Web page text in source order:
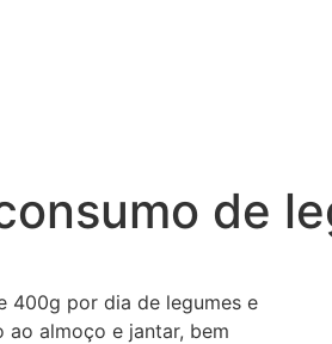
de
400g por dia de legumes e
almoço e jantar, bem